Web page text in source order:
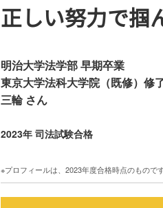
正しい努力で掴
明治大学法学部 早期卒業
東京大学法科大学院（既修）修
三輪 さん
2023年 司法試験合格
※プロフィールは、2023年度合格時点のもので